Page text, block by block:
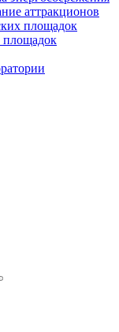
аттракционов
площадок
площадок